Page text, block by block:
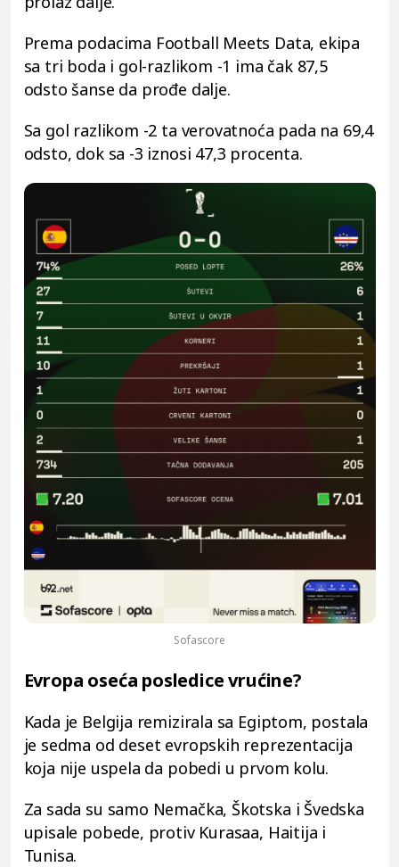
Prema podacima Football Meets Data, ekipa
sa tri boda i gol-razlikom -1 ima čak 87,5
odsto šanse da prođe dalje.
Sa gol razlikom -2 ta verovatnoća pada na 69,4
odsto, dok sa -3 iznosi 47,3 procenta.
Sofascore
Evropa oseća posledice vrućine?
Kada je Belgija remizirala sa Egiptom, postala
je sedma od deset evropskih reprezentacija
koja nije uspela da pobedi u prvom kolu.
Za sada su samo Nemačka, Škotska i Švedska
upisale pobede, protiv Kurasaa, Haitija i
Tunisa.